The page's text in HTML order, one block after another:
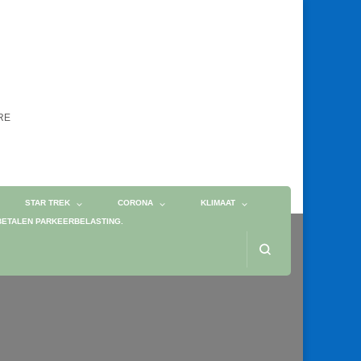
STAR TREK CORONA KLIMAAT
PARKEERBELASTING.